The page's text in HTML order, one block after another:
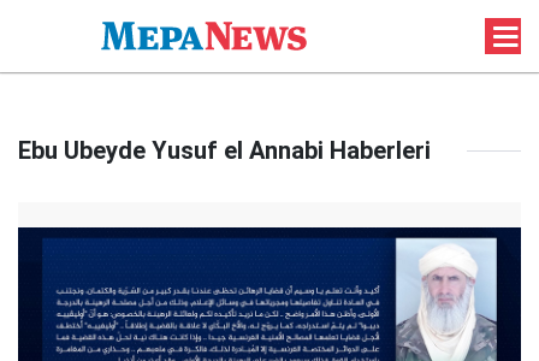
Ebu Ubeyde Yusuf el Annabi Haberleri